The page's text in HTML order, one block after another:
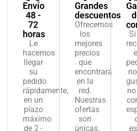
Envío
48 -
72
horas
Le
hacemos
llegar
su
pedido
rápidamente,
en un
plazo
máximo
de 2 -
Grandes
descuentos
Ofrecemos
los
mejores
precios
que
encontrará
en la
red.
Nuestras
ofertas
son
únicas.
Si
el